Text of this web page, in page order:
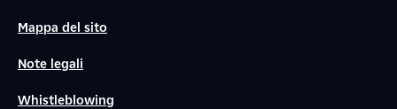
Mappa del sito
Note legali
Whistleblowing